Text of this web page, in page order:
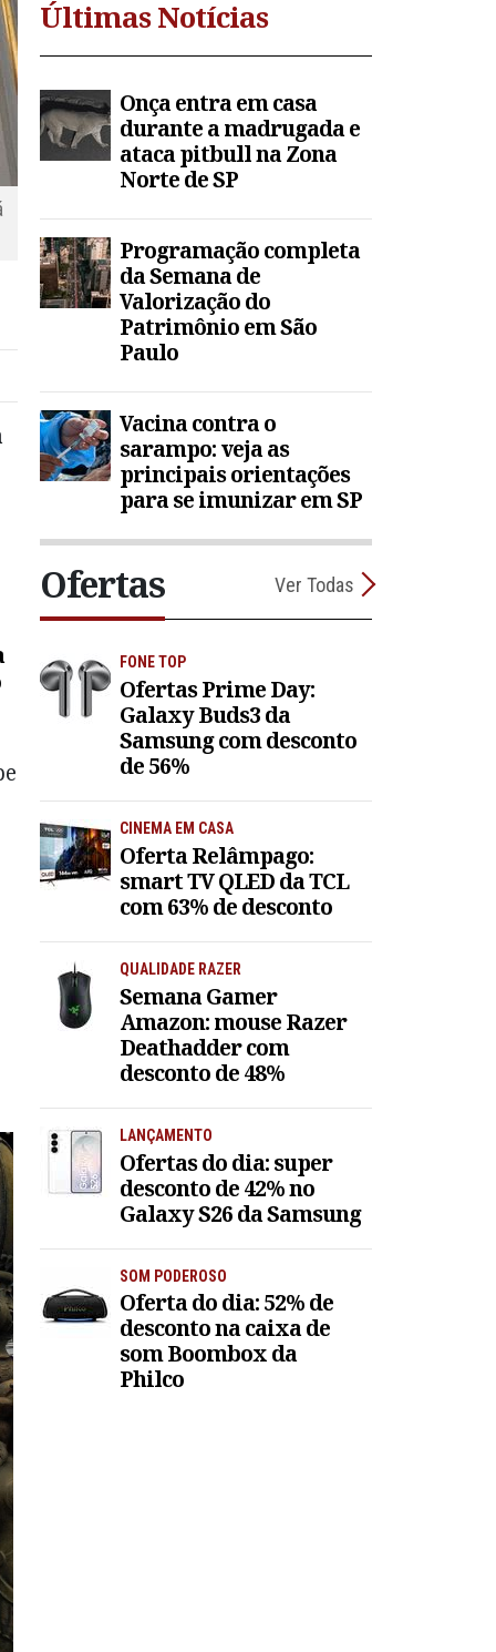
Últimas Notícias
Onça entra em casa
durante a madrugada e
ataca pitbull na Zona
Norte de SP
Programação completa
da Semana de
Valorização do
Patrimônio em São
Paulo
Vacina contra o
sarampo: veja as
principais orientações
para se imunizar em SP
Ofertas Ver Todas
FONE TOP
Ofertas Prime Day:
Galaxy Buds3 da
Samsung com desconto
de 56%
CINEMA EM CASA
Oferta Relâmpago:
smart TV QLED da TCL
com 63% de desconto
QUALIDADE RAZER
Semana Gamer
Amazon: mouse Razer
Deathadder com
desconto de 48%
LANÇAMENTO
Ofertas do dia: super
desconto de 42% no
Galaxy S26 da Samsung
SOM PODEROSO
Oferta do dia: 52% de
desconto na caixa de
som Boombox da
Philco